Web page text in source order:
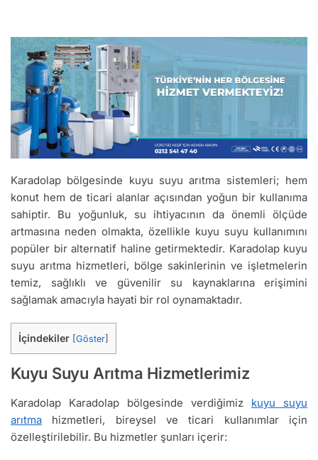
Karadolap bölgesinde kuyu suyu arıtma sistemleri; hem
konut hem de ticari alanlar açısından yoğun bir kullanıma
sahiptir. Bu yoğunluk, su ihtiyacının da önemli ölçüde
artmasına neden olmakta, özellikle kuyu suyu kullanımını
popüler bir alternatif haline getirmektedir. Karadolap kuyu
suyu arıtma hizmetleri, bölge sakinlerinin ve işletmelerin
temiz, sağlıklı ve güvenilir su kaynaklarına erişimini
sağlamak amacıyla hayati bir rol oynamaktadır.
İçindekiler Göster
Kuyu Suyu Arıtma Hizmetlerimiz
Karadolap Karadolap bölgesinde verdiğimiz kuyu suyu
arıtma hizmetleri, bireysel ve ticari kullanımlar için
özelleştirilebilir. Bu hizmetler şunları içerir: